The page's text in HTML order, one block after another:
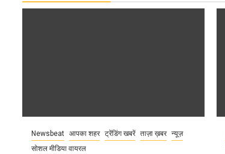
Newsbeat आपका शहर ट्रेंडिंग खबरें ताज़ा ख़बर न्यूज़
सोशल मीडिया वायरल